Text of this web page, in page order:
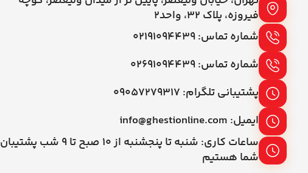
فیروزه، پلاک 32، واحد2
شماره تماس: ۰۲۱۹۱۰۹۴۴۳۹
شماره تماس: ۰۲۶۹۱۰۹۴۴۳۹
پشتیبانی تلگرام: ۰۹۰۵۷۲۷۹۳۱۷
ایمیل: info@ghestionline.com
ساعات کاری: شنبه تا پنجشنبه از ۱۰ صبح تا ۹ شب پشتیبان
شما هستیم